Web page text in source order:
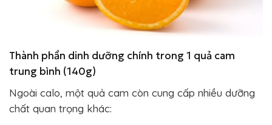
Thành phần dinh dưỡng chính trong 1 quả cam
trung bình (140g)
Ngoài calo, một quả cam còn cung cấp nhiều dưỡng
chất quan trọng khác: